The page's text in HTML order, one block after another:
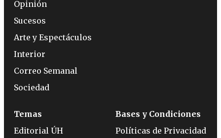
Opinión
Sucesos
Arte y Espectáculos
Interior
Correo Semanal
Sociedad
Temas
Editorial ÚH
Bases y Condiciones
Políticas de Privacidad